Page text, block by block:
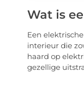
Wat is
Een
interieur die
haard op
gezellige